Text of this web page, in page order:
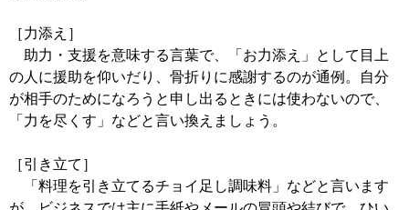
［力添え］
助力・支援を意味する言葉で、「お力添え」として目上
の人に援助を仰いだり、骨折りに感謝するのが通例。自分
が相手のためになろうと申し出るときには使わないので、
「力を尽くす」などと言い換えましょう。
［引き立て］
「料理を引き立てるチョイ足し調味料」などと言います